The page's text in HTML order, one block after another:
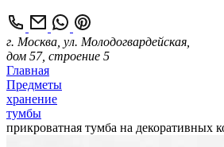
г. Москва, ул. Молодогвардейская,
дом 57, строение 5
Главная
Предметы
хранение
тумбы
прикроватная тумба на декоративных